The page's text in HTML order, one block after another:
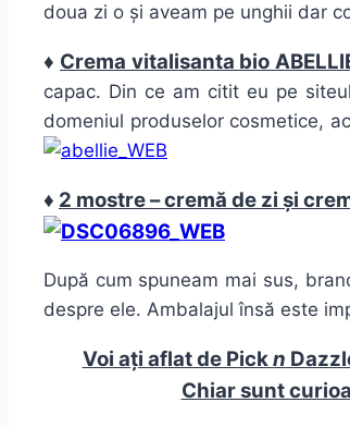
doua zi o și aveam pe unghii dar
♦ Crema vitalisanta bio
capac. Din ce am citit eu pe
domeniul produselor cosmetice,
♦ 2 mostre – cremă de zi și
După cum spuneam mai sus,
despre ele. Ambalajul însă este
Voi ați aflat de Pickn
Chiar sunt